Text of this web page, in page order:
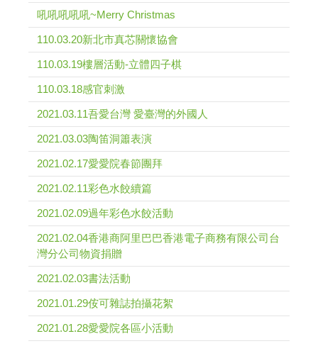
吼吼吼吼吼~Merry Christmas
110.03.20新北市真芯關懷協會
110.03.19樓層活動-立體四子棋
110.03.18感官刺激
2021.03.11吾愛台灣 愛臺灣的外國人
2021.03.03陶笛洞簫表演
2021.02.17愛愛院春節團拜
2021.02.11彩色水餃續篇
2021.02.09過年彩色水餃活動
2021.02.04香港商阿里巴巴香港電子商務有限公司台
灣分公司物資捐贈
2021.02.03書法活動
2021.01.29侒可雜誌拍攝花絮
2021.01.28愛愛院各區小活動